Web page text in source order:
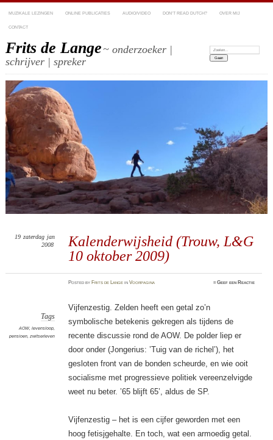
MUZIKALE LEZINGEN ONLINE PUBLICATIES AUDIO/VIDEO DON’T READ DUTCH? OVER MIJ
CONTACT
Frits de Lange~ onderzoeker |
schrijver | spreker
Zoeken:
Kalenderwijsheid (Trouw, L&G
10 oktober 2009)
19 zaterdag jan
2008
PostedbyFrits de Lange inVoorpagina ≈Geef een Reactie
Tags
AOW, levensloop,
pensioen, zwitserleven
Vijfenzestig. Zelden heeft een getal zo’n
symbolische betekenis gekregen als tijdens de
recente discussie rond de AOW. De polder liep er
door onder (Jongerius: ’Tuig van de richel’), het
gesloten front van de bonden scheurde, en wie ooit
socialisme met progressieve politiek vereenzelvigde
weet nu beter. ’65 blijft 65’, aldus de SP.
Vijfenzestig – het is een cijfer geworden met een
hoog fetisjgehalte. En toch, wat een armoedig getal.